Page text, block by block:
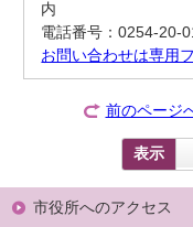
内
電話番号：0254-20-
お問い合わせは専用
前のページ
表示
市役所へのアクセス